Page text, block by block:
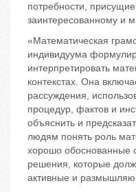
потребности,
заинтересованному и
«Математическая
индивидуума
интерпретировать
контекстах. Она
рассуждения,
процедур, фактов и
объяснить и
людям понять роль
хорошо обоснованные
решения, которые
активные и